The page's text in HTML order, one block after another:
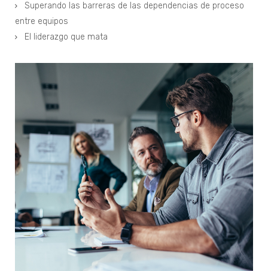
Superando las barreras de las dependencias de proceso
entre equipos
El liderazgo que mata